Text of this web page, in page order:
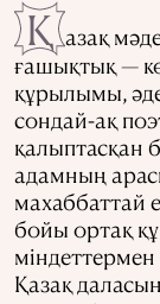
Қ азақ
ғашықтық —
құрылымы,
сондай-ақ
қалыптасқан
адамның
махаббаттай
бойы ортақ
Қазақ